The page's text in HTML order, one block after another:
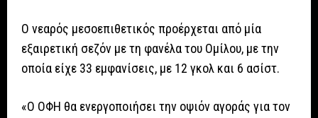
Ο νεαρός μεσοεπιθετικός προέρχεται από μία
εξαιρετική σεζόν με τη φανέλα του Ομίλου, με την
οποία είχε 33 εμφανίσεις, με 12 γκολ και 6 ασίστ.
«O ΟΦΗ θα ενεργοποιήσει την οψιόν αγοράς για τον